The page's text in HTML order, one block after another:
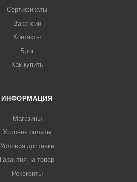
Сертификаты
Вакансии
Контакты
Блог
Как купить
ИНФОРМАЦИЯ
Магазины
Условия оплаты
Условия доставки
Гарантия на товар
Реквизиты